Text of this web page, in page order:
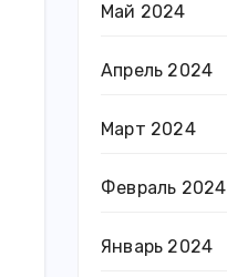
Май 2024
Апрель 2024
Март 2024
Февраль 2024
Январь 2024